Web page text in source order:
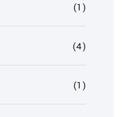
(1)
(4)
(1)